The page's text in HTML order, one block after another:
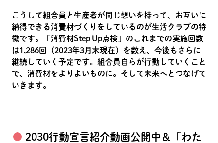
こうして組合員と生産者が同じ想いを持って、お互いに
納得できる消費材づくりをしているのが生活クラブの特
徴です。「消費材Step Up点検」のこれまでの実施回数
は1,286回（2023年3月末現在）を数え、今後もさらに
継続していく予定です。組合員自らが行動していくこと
で、消費材をよりよいものに。そして未来へとつなげて
いきます。
2030行動宣言紹介動画公開中＆「わた